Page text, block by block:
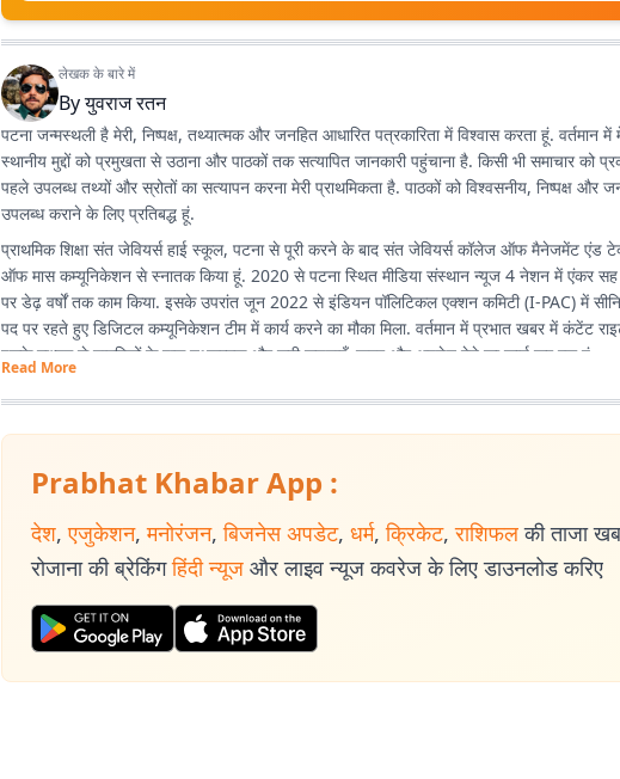
लेखक के बारे में
Byयुवराज रतन
पटना जन्मस्थली है मेरी, निष्पक्ष, तथ्यात्मक और जनहित आधारित पत्रकारिता में विश्वास करता हूं. वर्तमान में
स्थानीय मुद्दों को प्रमुखता से उठाना और पाठकों तक सत्यापित जानकारी पहुंचाना है. किसी भी समाचार को
पहले उपलब्ध तथ्यों और स्रोतों का सत्यापन करना मेरी प्राथमिकता है. पाठकों को विश्वसनीय, निष्पक्ष और
उपलब्ध कराने के लिए प्रतिबद्ध हूं.
प्राथमिक शिक्षा संत जेवियर्स हाई स्कूल, पटना से पूरी करने के बाद संत जेवियर्स कॉलेज ऑफ मैनेजमेंट एंड
ऑफ मास कम्यूनिकेशन से स्नातक किया हूं. 2020 से पटना स्थित मीडिया संस्थान न्यूज 4 नेशन में एंकर
पर डेढ़ वर्षों तक काम किया. इसके उपरांत जून 2022 से इंडियन पॉलिटिकल एक्शन कमिटी (I-PAC) में
पद पर रहते हुए डिजिटल कम्यूनिकेशन टीम में कार्य करने का मौका मिला. वर्तमान में प्रभात खबर में कंटेंट
इसके माध्यम से नागरिकों के पास तथ्यात्मक और सही सूचनाएँ, खबर और अपडेट देने का कार्य कर रहा हूं.
Read More
Prabhat Khabar App :
देश, एजुकेशन, मनोरंजन, बिजनेस अपडेट, धर्म, क्रिकेट, राशिफल की ताजा
रोजाना की ब्रेकिंग हिंदी न्यूज और लाइव न्यूज कवरेज के लिए डाउनलोड करिए